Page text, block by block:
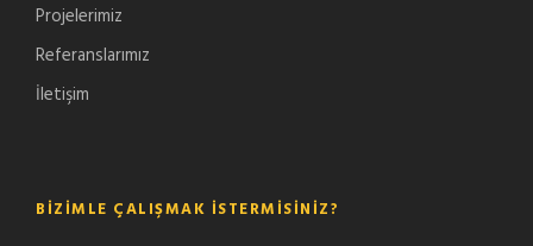
Projelerimiz
Referanslarımız
İletişim
BIZIMLE ÇALIŞMAK İSTERMISINIZ?